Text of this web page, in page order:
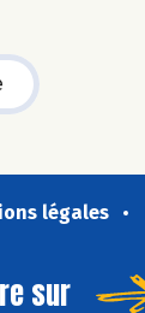
légales
sur